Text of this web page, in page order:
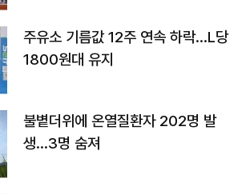
주유소 기름값 12주 연속 하락…L당
1800원대 유지
불볕더위에 온열질환자 202명 발
생…3명 숨져